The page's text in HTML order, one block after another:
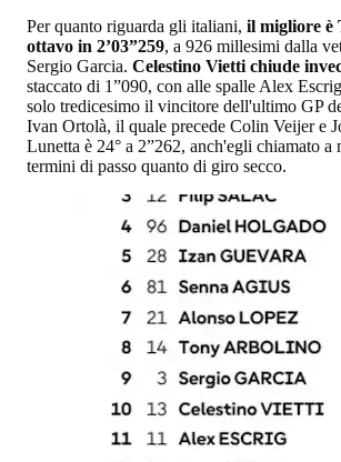
Per quanto riguarda gli italiani, il migliore è
ottavo in 2’03”259, a 926 millesimi dalla
Sergio Garcia. Celestino Vietti chiude
staccato di 1”090, con alle spalle Alex
solo tredicesimo il vincitore dell'ultimo GP
Ivan Ortolà, il quale precede Colin Veijer e
Lunetta è 24° a 2”262, anch'egli chiamato a
termini di passo quanto di giro secco.